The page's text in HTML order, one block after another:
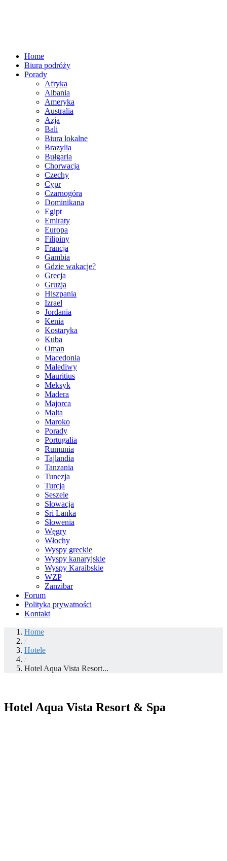
Home
Biura podróży
Porady
Afryka
Albania
Ameryka
Australia
Azja
Bali
Biura lokalne
Brazylia
Bułgaria
Chorwacja
Czechy
Cypr
Czarnogóra
Dominikana
Egipt
Emiraty
Europa
Filipiny
Francja
Gambia
Gdzie wakacje?
Grecja
Gruzja
Hiszpania
Izrael
Jordania
Kenia
Kostaryka
Kuba
Oman
Macedonia
Malediwy
Mauritius
Meksyk
Madera
Majorca
Malta
Maroko
Porady
Portugalia
Rumunia
Tajlandia
Tanzania
Tunezja
Turcja
Seszele
Słowacja
Sri Lanka
Słowenia
Węgry
Włochy
Wyspy greckie
Wyspy kanaryjskie
Wyspy Karaibskie
WZP
Zanzibar
Forum
Polityka prywatności
Kontakt
Home
/
Hotele
/
Hotel Aqua Vista Resort...
Hotel Aqua Vista Resort & Spa